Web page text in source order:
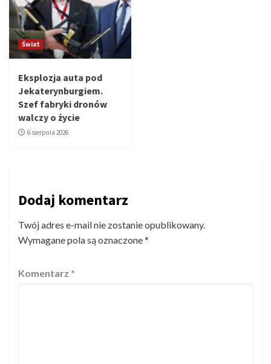
Świat
Eksplozja auta pod
Jekaterynburgiem.
Szef fabryki dronów
walczy o życie
6 sierpnia 2026
Dodaj komentarz
Twój adres e-mail nie zostanie opublikowany.
Wymagane pola są oznaczone*
Komentarz *